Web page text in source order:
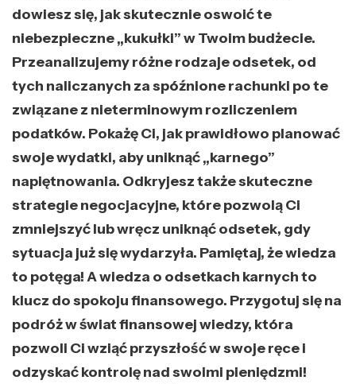
dowiesz się, jak skutecznie oswoić te
niebezpieczne „kukułki” w Twoim budżecie.
Przeanalizujemy różne rodzaje odsetek, od
tych naliczanych za spóźnione rachunki po te
związane z nieterminowym rozliczeniem
podatków. Pokażę Ci, jak prawidłowo planować
swoje wydatki, aby uniknąć „karnego”
napiętnowania. Odkryjesz także skuteczne
strategie negocjacyjne, które pozwolą Ci
zmniejszyć lub wręcz uniknąć odsetek, gdy
sytuacja już się wydarzyła. Pamiętaj, że wiedza
to potęga! A wiedza o odsetkach karnych to
klucz do spokoju finansowego. Przygotuj się na
podróż w świat finansowej wiedzy, która
pozwoli Ci wziąć przyszłość w swoje ręce i
odzyskać kontrolę nad swoimi pieniędzmi!